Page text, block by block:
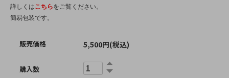
詳しくはこちらをご覧ください。
簡易包装です。
販売価格 5,500円(税込)
購入数